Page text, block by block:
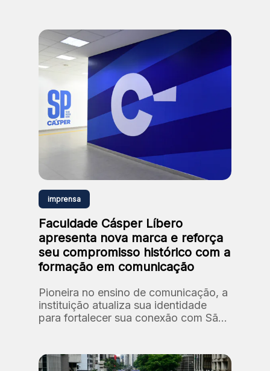
relevância social
imprensa
Faculdade Cásper Líbero
apresenta nova marca e reforça
seu compromisso histórico com a
formação em comunicação
Pioneira no ensino de comunicação, a
instituição atualiza sua identidade
para fortalecer sua conexão com São